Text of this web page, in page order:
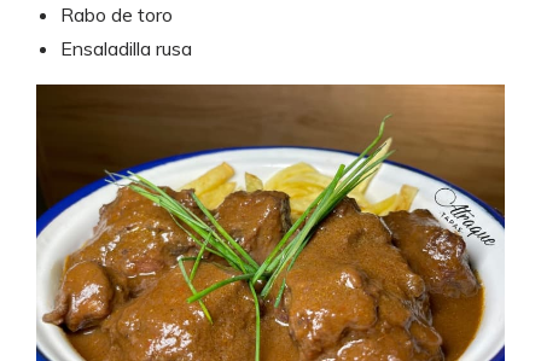
Rabo de toro
Ensaladilla rusa